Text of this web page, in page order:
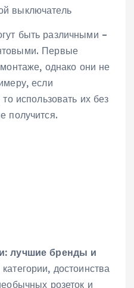
быть различными –
Первые
однако они не
если
использовать их без
получится.
лучшие бренды и
достоинства
розеток и